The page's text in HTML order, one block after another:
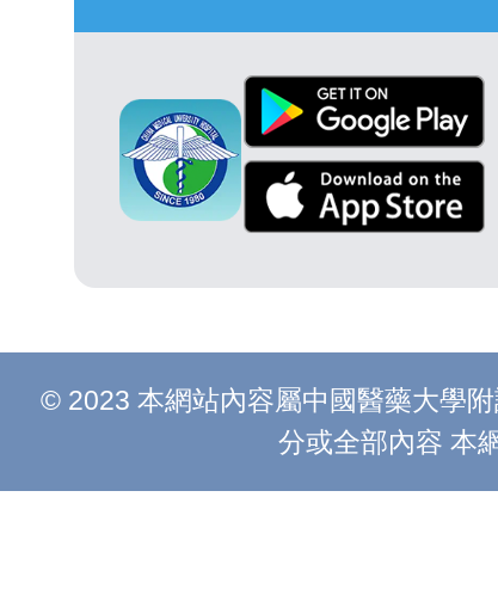
© 2023 本網站內容屬中國醫藥大學
分或全部內容 本